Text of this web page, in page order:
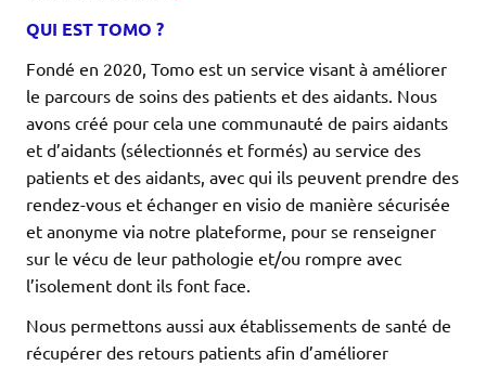
QUI EST TOMO ?
Fondé en 2020, Tomo est un service visant à améliorer
le parcours de soins des patients et des aidants. Nous
avons créé pour cela une communauté de pairs aidants
et d’aidants (sélectionnés et formés) au service des
patients et des aidants, avec qui ils peuvent prendre des
rendez-vous et échanger en visio de manière sécurisée
et anonyme via notre plateforme, pour se renseigner
sur le vécu de leur pathologie et/ou rompre avec
l’isolement dont ils font face.
Nous permettons aussi aux établissements de santé de
récupérer des retours patients afin d’améliorer